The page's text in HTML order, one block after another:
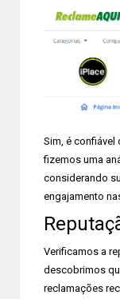
Sim, é confiável
fizemos uma
considerando
engajamento
Verificamos a
descobrimos
reclamações